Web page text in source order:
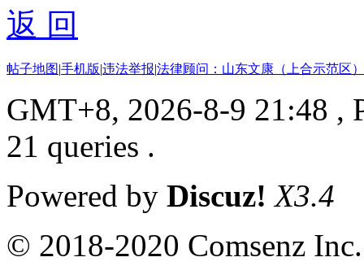
返 回
帖子地图|手机版|违法举报|法律顾问：山东文康（上合示范区
GMT+8, 2026-8-9 21:48 ,
21 queries .
Powered by Discuz! X3.4
© 2018-2020 Comsenz Inc.